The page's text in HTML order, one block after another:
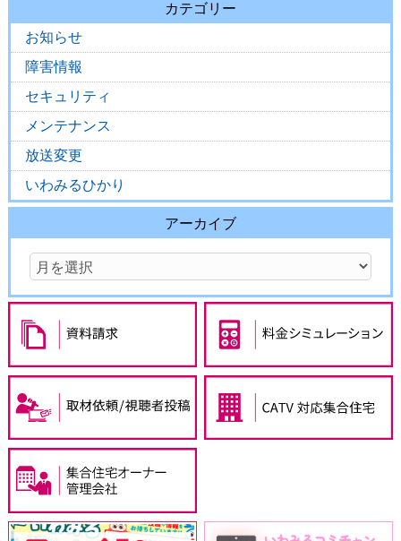
カテゴリー
お知らせ
障害情報
セキュリティ
メンテナンス
放送変更
いわみるひかり
アーカイブ